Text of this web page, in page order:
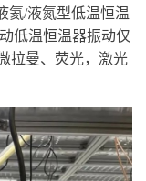
氦/液氮型低温恒温
低温恒温器振动仅
拉曼、荧光，激光